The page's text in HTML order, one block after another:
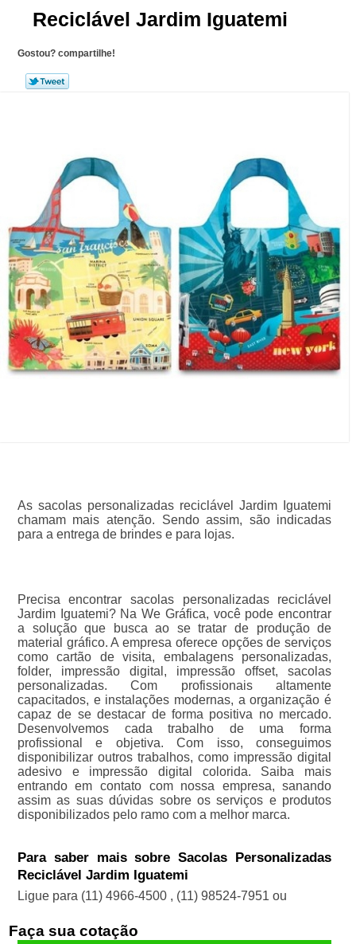
Reciclável Jardim Iguatemi
Gostou? compartilhe!
As sacolas personalizadas reciclável Jardim Iguatemi
chamam mais atenção. Sendo assim, são indicadas
para a entrega de brindes e para lojas.
Precisa encontrar sacolas personalizadas reciclável
Jardim Iguatemi? Na We Gráfica, você pode encontrar
a solução que busca ao se tratar de produção de
material gráfico. A empresa oferece opções de serviços
como cartão de visita, embalagens personalizadas,
folder, impressão digital, impressão offset, sacolas
personalizadas. Com profissionais altamente
capacitados, e instalações modernas, a organização é
capaz de se destacar de forma positiva no mercado.
Desenvolvemos cada trabalho de uma forma
profissional e objetiva. Com isso, conseguimos
disponibilizar outros trabalhos, como impressão digital
adesivo e impressão digital colorida. Saiba mais
entrando em contato com nossa empresa, sanando
assim as suas dúvidas sobre os serviços e produtos
disponibilizados pelo ramo com a melhor marca.
Para saber mais sobre Sacolas Personalizadas
Reciclável Jardim Iguatemi
Ligue para (11) 4966-4500 , (11) 98524-7951 ou
Faça sua cotação